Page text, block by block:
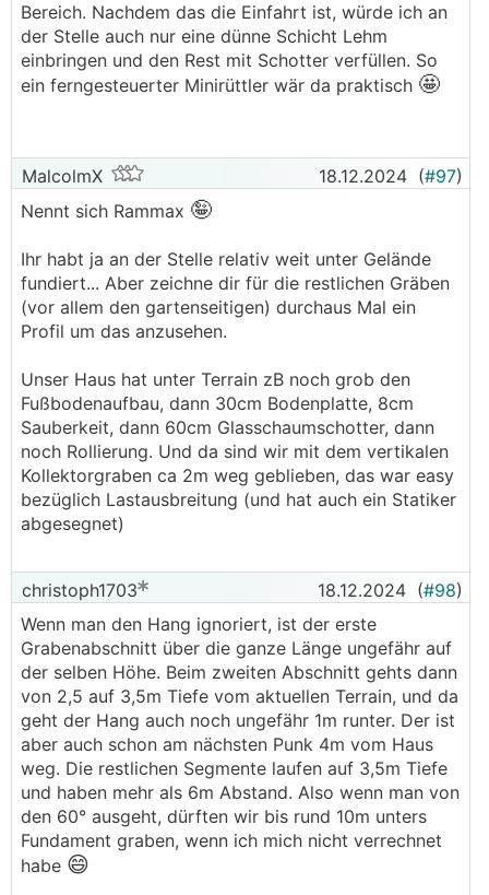
Bereich. Nachdem das die Einfahrt ist, würde ich an
der Stelle auch nur eine dünne Schicht Lehm
einbringen und den Rest mit Schotter verfüllen. So
ein ferngesteuerter Minirüttler wär da praktisch 🤩
MalcolmX 18.12.2024 (#97)
Nennt sich Rammax 🤪
Ihr habt ja an der Stelle relativ weit unter Gelände
fundiert... Aber zeichne dir für die restlichen Gräben
(vor allem den gartenseitigen) durchaus Mal ein
Profil um das anzusehen.
Unser Haus hat unter Terrain zB noch grob den
Fußbodenaufbau, dann 30cm Bodenplatte, 8cm
Sauberkeit, dann 60cm Glasschaumschotter, dann
noch Rollierung. Und da sind wir mit dem vertikalen
Kollektorgraben ca 2m weg geblieben, das war easy
bezüglich Lastausbreitung (und hat auch ein Statiker
abgesegnet)
christoph1703 18.12.2024 (#98)
Wenn man den Hang ignoriert, ist der erste
Grabenabschnitt über die ganze Länge ungefähr auf
der selben Höhe. Beim zweiten Abschnitt gehts dann
von 2,5 auf 3,5m Tiefe vom aktuellen Terrain, und da
geht der Hang auch noch ungefähr 1m runter. Der ist
aber auch schon am nächsten Punk 4m vom Haus
weg. Die restlichen Segmente laufen auf 3,5m Tiefe
und haben mehr als 6m Abstand. Also wenn man von
den 60° ausgeht, dürften wir bis rund 10m unters
Fundament graben, wenn ich mich nicht verrechnet
habe 😄